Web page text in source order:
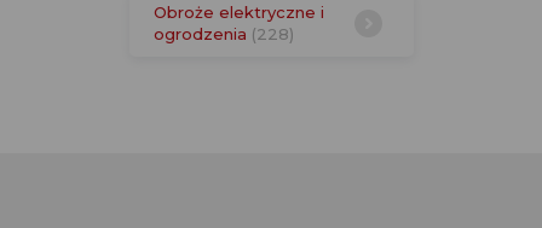
Obroże elektryczne i
ogrodzenia (228)